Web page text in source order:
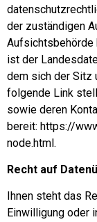
der zuständigen
Aufsichtsbehörde
ist der
dem sich der Sitz
folgende Link
sowie deren
bereit: https://
node.html.
Recht auf
Ihnen steht das
Einwilligung oder